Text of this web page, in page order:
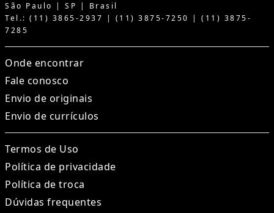
São Paulo | SP | Brasil
Tel.: (11) 3865-2937 | (11) 3875-7250 | (11) 3875-
7285
Onde encontrar
Fale conosco
Envio de originais
Envio de currículos
Termos de Uso
Política de privacidade
Política de troca
Dúvidas frequentes